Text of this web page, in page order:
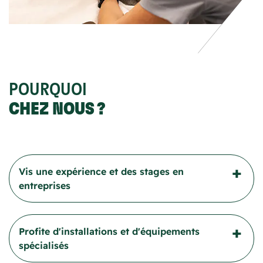
POURQUOI
CHEZ NOUS ?
Vis une expérience et des stages en
entreprises
Tu pourras apprendre en milieu réel dès ta
première année (centres de recherche, fermes,
cliniques vétérinaires, refuges). Des visites dans
Profite d'installations et d'équipements
spécialisés